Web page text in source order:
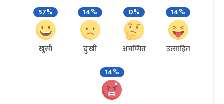
57%
खुसी
14%
दुःखी
0%
अचम्मित
14%
उत्साहित
14%